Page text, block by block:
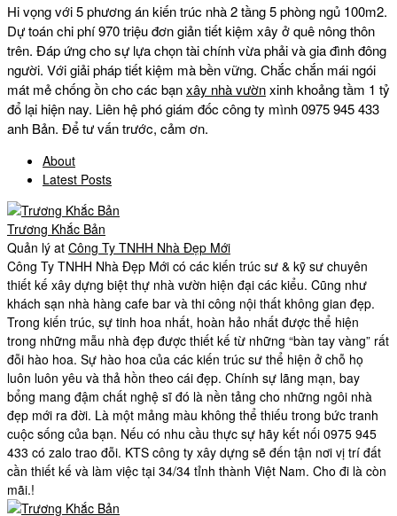
Hi vọng với 5 phương án kiến trúc nhà 2 tầng 5 phòng ngủ 100m2.
Dự toán chi phí 970 triệu đơn giản tiết kiệm xây ở quê nông thôn
trên. Đáp ứng cho sự lựa chọn tài chính vừa phải và gia đình đông
người. Với giải pháp tiết kiệm mà bền vững. Chắc chắn mái ngói
mát mẻ chống ồn cho các bạnxây nhà vườnxinh khoảng tầm 1 tỷ
đổ lại hiện nay. Liên hệ phó giám đốc công ty mình 0975 945 433
anh Bản. Để tư vấn trước, cảm ơn.
About
Latest Posts
Trương Khắc Bản
Quản lý at Công Ty TNHH Nhà Đẹp Mới
Công Ty TNHH Nhà Đẹp Mới có các kiến trúc sư & kỹ sư chuyên
thiết kế xây dựng biệt thự nhà vườn hiện đại các kiểu. Cũng như
khách sạn nhà hàng cafe bar và thi công nội thất không gian đẹp.
Trong kiến trúc, sự tinh hoa nhất, hoàn hảo nhất được thể hiện
trong những mẫu nhà đẹp được thiết kế từ những “bàn tay vàng” rất
đỗi hào hoa. Sự hào hoa của các kiến trúc sư thể hiện ở chỗ họ
luôn luôn yêu và thả hồn theo cái đẹp. Chính sự lãng mạn, bay
bổng mang đậm chất nghệ sĩ đó là nền tảng cho những ngôi nhà
đẹp mới ra đời. Là một mảng màu không thể thiếu trong bức tranh
cuộc sống của bạn. Nếu có nhu cầu thực sự hãy kết nối 0975 945
433 có zalo trao đỗi. KTS công ty xây dựng sẽ đến tận nơi vị trí đất
cần thiết kế và làm việc tại 34/34 tỉnh thành Việt Nam. Cho đi là còn
mãi.!